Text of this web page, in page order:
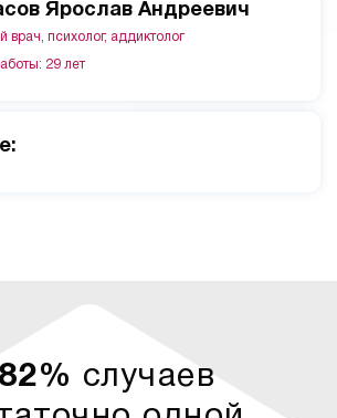
Ярослав Андреевич
врач, психолог, аддиктолог
29 лет
82% случаев